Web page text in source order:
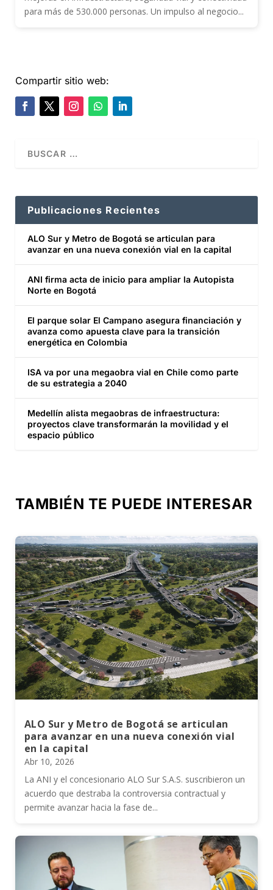
para más de 530.000 personas. Un impulso al negocio...
Compartir sitio web:
Publicaciones Recientes
ALO Sur y Metro de Bogotá se articulan para
avanzar en una nueva conexión vial en la capital
ANI firma acta de inicio para ampliar la Autopista
Norte en Bogotá
El parque solar El Campano asegura financiación y
avanza como apuesta clave para la transición
energética en Colombia
ISA va por una megaobra vial en Chile como parte
de su estrategia a 2040
Medellín alista megaobras de infraestructura:
proyectos clave transformarán la movilidad y el
espacio público
TAMBIÉN TE PUEDE INTERESAR
ALO Sur y Metro de Bogotá se articulan
para avanzar en una nueva conexión vial
en la capital
Abr 10, 2026
La ANI y el concesionario ALO Sur S.A.S. suscribieron un
acuerdo que destraba la controversia contractual y
permite avanzar hacia la fase de...